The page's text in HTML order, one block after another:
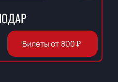
Билеты от 800₽